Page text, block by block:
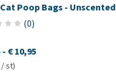
Poop Bags - Unscented
(0)
- € 10,95
/ st)